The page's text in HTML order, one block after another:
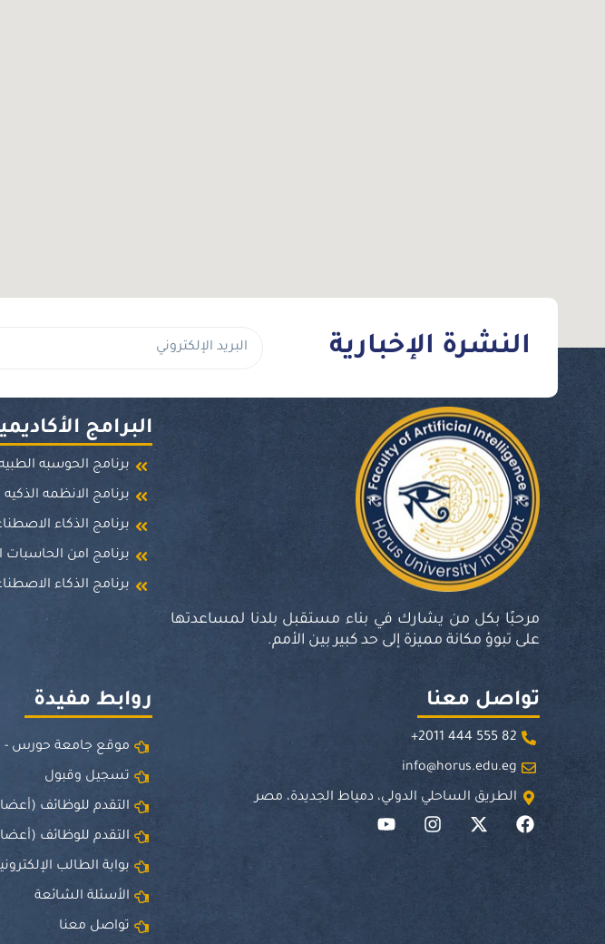
النشرة الإخبارية
مرحبًا بكل من يشارك في بناء مستقبل بلدنا لمساعدتها
على تبوؤ مكانة مميزة إلى حد كبير بين الأمم.
البرامج
برنامج الحوسبه
برنامج الانظمه الذكيه
برنامج الذكاء
برنامج امن الحاسبات
برنامج الذكاء
تواصل معنا
82 555 444 2011+
info@horus.edu.eg
الطريق الساحلي الدولي، دمياط الجديدة، مصر
روابط مفيدة
موقع جامعة حورس -
تسجيل وقبول
التقدم للوظائف
التقدم للوظائف
بوابة الطالب
الأسئلة الشائعة
تواصل معنا